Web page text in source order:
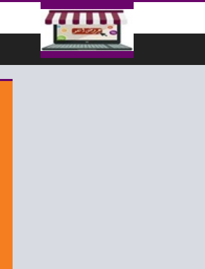
التخطي إلى المحتوى